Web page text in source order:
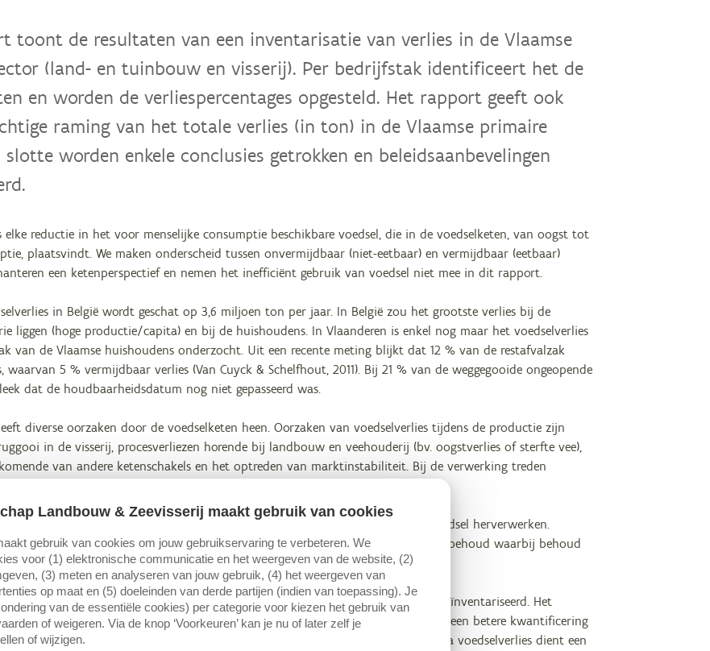
toont de resultaten van een inventarisatie van verlies in de Vlaamse
(land- en tuinbouw en visserij). Per bedrijfstak identificeert het de
en worden de verliespercentages opgesteld. Het rapport geeft ook
raming van het totale verlies (in ton) in de Vlaamse primaire
slotte worden enkele conclusies getrokken en beleidsaanbevelingen
elke reductie in het voor menselijke consumptie beschikbare voedsel, die in de voedselketen, van oogst tot
plaatsvindt. We maken onderscheid tussen onvermijdbaar (niet-eetbaar) en vermijdbaar (eetbaar)
een ketenperspectief en nemen het inefficiënt gebruik van voedsel niet mee in dit rapport.
in België wordt geschat op 3,6 miljoen ton per jaar. In België zou het grootste verlies bij de
liggen (hoge productie/capita) en bij de huishoudens. In Vlaanderen is enkel nog maar het voedselverlies
van de Vlaamse huishoudens onderzocht. Uit een recente meting blijkt dat 12 % van de restafvalzak
waarvan 5 % vermijdbaar verlies (Van Cuyck & Schelfhout, 2011). Bij 21 % van de weggegooide ongeopende
dat de houdbaarheidsdatum nog niet gepasseerd was.
diverse oorzaken door de voedselketen heen. Oorzaken van voedselverlies tijdens de productie zijn
in de visserij, procesverliezen horende bij landbouw en veehouderij (bv. oogstverlies of sterfte vee),
van andere ketenschakels en het optreden van marktinstabiliteit. Bij de verwerking treden
minimaliseren, voedselwaren herintroduceren in het voedselsysteem of voedsel herverwerken.
noopt tot maximale valorisatie volgens een cascade van maximaal waardebehoud waarbij behoud
menselijke consumptie bovenaan staat.
zijn verliesposten en verliespercentages voor de Vlaamse primaire sector geïnventariseerd. Het
in de veehouderij is de uitval of sterfte van vee (66.000 ton). Het rapport beveelt een betere kwantificering
aan, evenals onderzoek naar de achterliggende oorzaken van verlies. Het thema voedselverlies dient een
Landbouw & Zeevisserij maakt gebruik van cookies
gebruik van cookies om jouw gebruikservaring te verbeteren. We
voor (1) elektronische communicatie en het weergeven van de website, (2)
(3) meten en analyseren van jouw gebruik, (4) het weergeven van
op maat en (5) doeleinden van derde partijen (indien van toepassing). Je
van de essentiële cookies) per categorie voor kiezen het gebruik van
of weigeren. Via de knop ‘Voorkeuren’ kan je nu of later zelf je
of wijzigen.